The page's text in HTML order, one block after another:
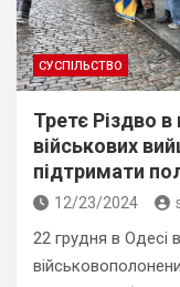
СУСПІЛЬСТВО
Третє Різдво в
військових
підтримати
12/23/2024
22 грудня в Одесі